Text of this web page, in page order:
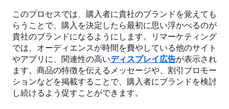
このプロセスでは、購入者に貴社のブランドを覚えても
らうことで、購入を決定したら最初に思い浮かべるのが
貴社のブランドになるようにします。リマーケティング
では、オーディエンスが時間を費やしている他のサイト
やアプリに、関連性の高いディスプレイ広告が表示され
ます。商品の特徴を伝えるメッセージや、割引プロモー
ションなどを掲載することで、購入者にブランドを検討
し続けるよう促すことができます。